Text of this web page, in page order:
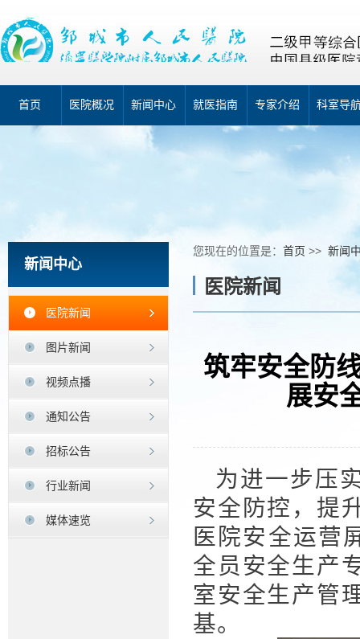
首页 医院概况 新闻中心 就医指南 专家介绍 科室导
新闻中心
医院新闻
图片新闻
视频点播
通知公告
招标公告
行业新闻
媒体速览
您现在的位置是： 首页 >> 新闻
医院新闻
筑牢安全防
展安
为进一步压
安全防控，提
医院安全运营
全员安全生产
室安全生产管
基。